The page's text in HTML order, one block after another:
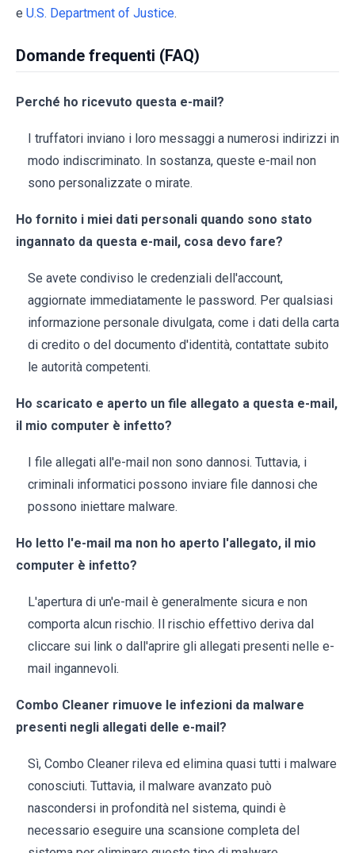
e U.S. Department of Justice.
Domande frequenti (FAQ)
Perché ho ricevuto questa e-mail?
I truffatori inviano i loro messaggi a numerosi indirizzi in
modo indiscriminato. In sostanza, queste e-mail non
sono personalizzate o mirate.
Ho fornito i miei dati personali quando sono stato
ingannato da questa e-mail, cosa devo fare?
Se avete condiviso le credenziali dell'account,
aggiornate immediatamente le password. Per qualsiasi
informazione personale divulgata, come i dati della carta
di credito o del documento d'identità, contattate subito
le autorità competenti.
Ho scaricato e aperto un file allegato a questa e-mail,
il mio computer è infetto?
I file allegati all'e-mail non sono dannosi. Tuttavia, i
criminali informatici possono inviare file dannosi che
possono iniettare malware.
Ho letto l'e-mail ma non ho aperto l'allegato, il mio
computer è infetto?
L'apertura di un'e-mail è generalmente sicura e non
comporta alcun rischio. Il rischio effettivo deriva dal
cliccare sui link o dall'aprire gli allegati presenti nelle e-
mail ingannevoli.
Combo Cleaner rimuove le infezioni da malware
presenti negli allegati delle e-mail?
Sì, Combo Cleaner rileva ed elimina quasi tutti i malware
conosciuti. Tuttavia, il malware avanzato può
nascondersi in profondità nel sistema, quindi è
necessario eseguire una scansione completa del